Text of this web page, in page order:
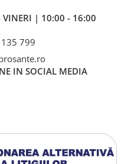
VINERI | 10:00 - 16:00
799
IN SOCIAL MEDIA